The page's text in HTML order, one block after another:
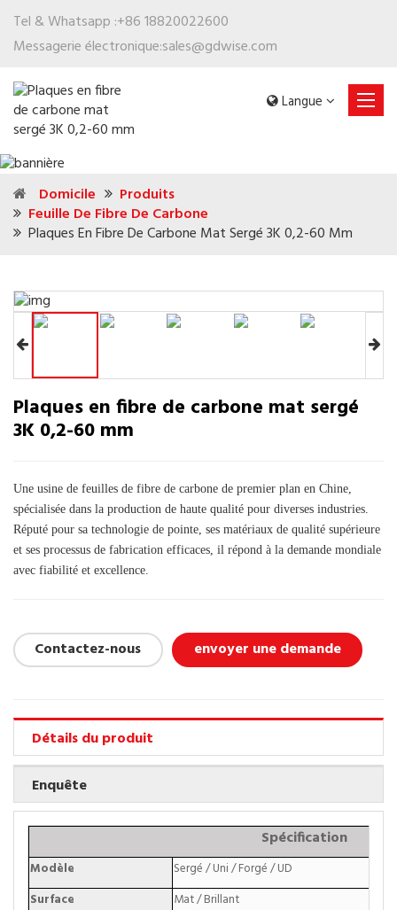
Tel & Whatsapp :+86 18820022600
Messagerie électronique:sales@gdwise.com
Langue
Domicile
Produits
Feuille De Fibre De Carbone
Plaques En Fibre De Carbone Mat Sergé 3K 0,2-60 Mm
Plaques en fibre de carbone mat sergé
3K 0,2-60 mm
Une usine de feuilles de fibre de carbone de premier plan en Chine,
spécialisée dans la production de haute qualité pour diverses industries.
Réputé pour sa technologie de pointe, ses matériaux de qualité supérieure
et ses processus de fabrication efficaces, il répond à la demande mondiale
avec fiabilité et excellence.
Contactez-nous envoyer une demande
Détails du produit
Enquête
Spécification
Modèle
Sergé / Uni / Forgé / UD
Surface
Mat / Brillant